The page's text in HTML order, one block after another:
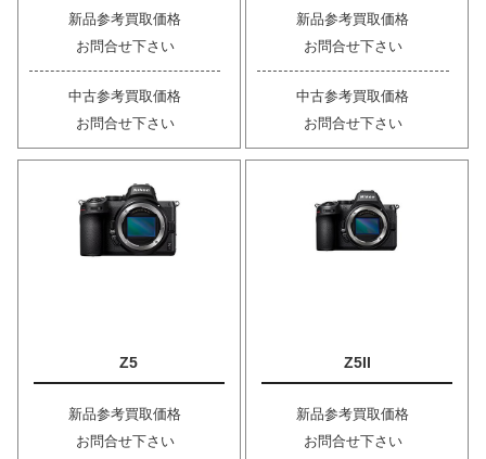
新品参考買取価格
お問合せ下さい
中古参考買取価格
お問合せ下さい
新品参考買取価格
お問合せ下さい
中古参考買取価格
お問合せ下さい
Z5
新品参考買取価格
お問合せ下さい
Z5II
新品参考買取価格
お問合せ下さい